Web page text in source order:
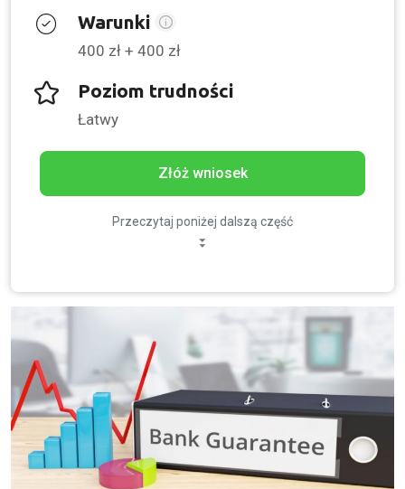
Warunki
400 zł + 400 zł
Poziom trudności
Łatwy
Złóż wniosek
Przeczytaj poniżej dalszą część